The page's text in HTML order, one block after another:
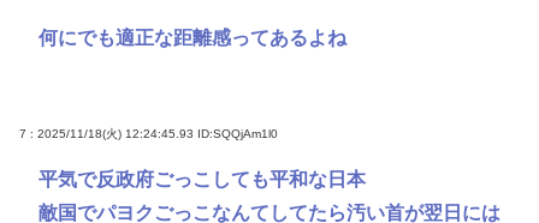
何にでも適正な距離感ってあるよね
7 : 2025/11/18(火) 12:24:45.93 ID:SQQjAm1l0
平気で反政府ごっこしても平和な日本
敵国でパヨクごっこなんてしてたら汚い首が翌日には